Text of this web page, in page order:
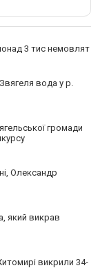
3 тис немовлят
вода у р.
громади
Олександр
який викрав
викрили 34-